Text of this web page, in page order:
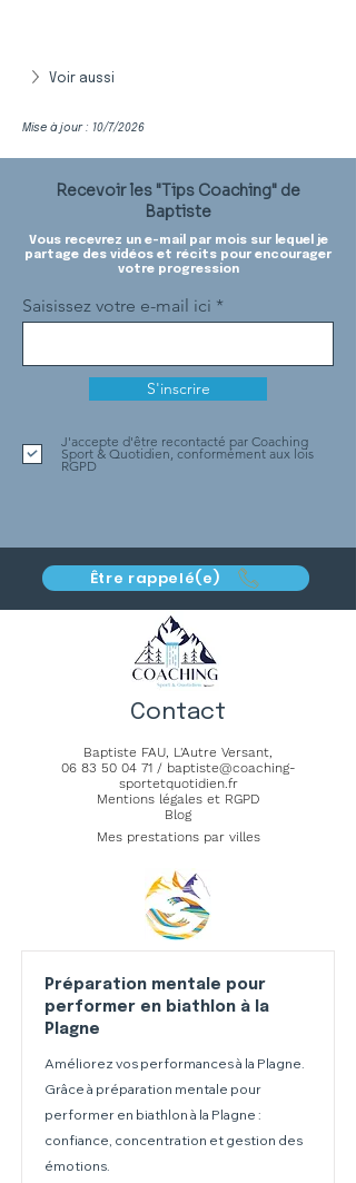
Voir aussi
Mise à jour : 10/7/2026
Recevoir les "Tips Coaching" de
Baptiste
Vous recevrez un e-mail par mois sur lequel je
partage des vidéos et récits pour encourager
votre progression
Saisissez votre e-mail ici
S'inscrire
J'accepte d'être recontacté par Coaching
Sport & Quotidien, conformément aux lois
RGPD
Être rappelé(e)
Contact
Baptiste FAU, L'Autre Versant,
06 83 50 04 71/ baptiste@coaching-
sportetquotidien.fr
Mentions légales et RGPD
Blog
Mes prestations par villes
Préparation mentale pour
performer en biathlon à la
Plagne
Améliorez vos performances à la Plagne.
Grâce à préparation mentale pour
performer en biathlon à la Plagne :
confiance, concentration et gestion des
émotions.